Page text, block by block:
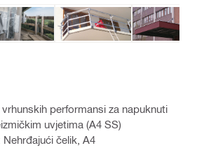
performansi za napuknuti
uvjetima (A4 SS)
čelik, A4